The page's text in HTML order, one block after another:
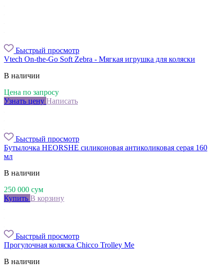
Быстрый просмотр
Vtech On-the-Go Soft Zebra - Мягкая игрушка для коляски
В наличии
Цена по запросу
Узнать цену Написать
Быстрый просмотр
Бутылочка HEORSHE силиконовая антиколиковая серая 160
мл
В наличии
250 000 сум
Купить В корзину
Быстрый просмотр
Прогулочная коляска Chicco Trolley Me
В наличии